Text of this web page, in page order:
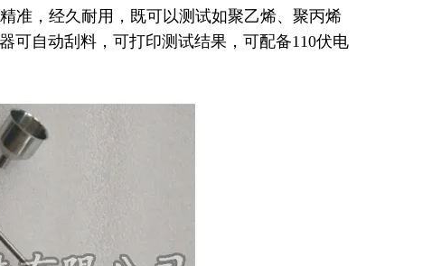
准，经久耐用，既可以测试如聚乙烯、聚丙烯
可自动刮料，可打印测试结果，可配备110伏电